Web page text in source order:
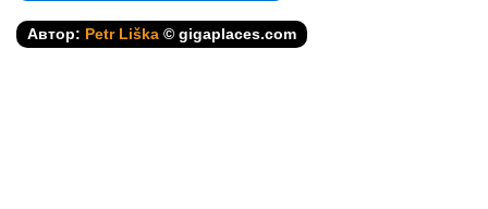
Автор: Petr Liška © gigaplaces.com